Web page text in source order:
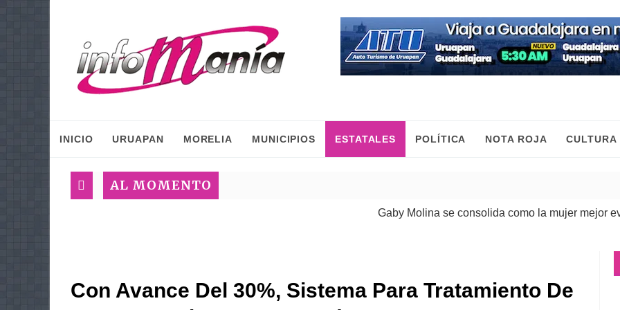
INICIO URUAPAN MORELIA MUNICIPIOS ESTATALES POLÍTICA NOTA ROJA CULTURA
AL MOMENTO
Gaby Molina se consolida como la mujer mejor
Con Avance Del 30%, Sistema Para Tratamiento De